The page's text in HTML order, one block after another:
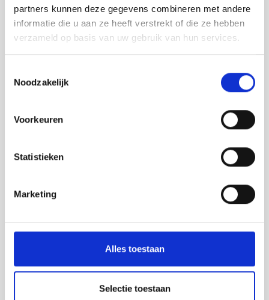
partners kunnen deze gegevens combineren met andere
informatie die u aan ze heeft verstrekt of die ze hebben
verzameld op basis van uw gebruik van hun services.
Noodzakelijk
Voorkeuren
Statistieken
Marketing
Alles toestaan
Selectie toestaan
Safety road barriers
Bebording
Parkeerborden
Varkensruggen
SALE
BETAALMOGELIJKHEDEN
VERZENDMOGELIJKHEDEN